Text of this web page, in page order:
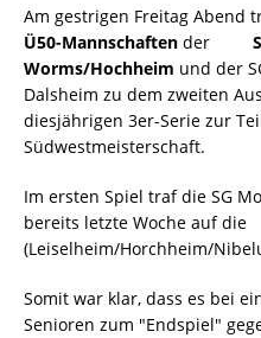
Am gestrigen Freitag Abend
Ü50-Mannschaften der
Worms/Hochheim und der
Dalsheim zu dem zweiten
diesjährigen 3er-Serie zur
Südwestmeisterschaft.
Im ersten Spiel traf die SG
bereits letzte Woche auf die
(Leiselheim/Horchheim/
Somit war klar, dass es bei
Senioren zum "Endspiel"